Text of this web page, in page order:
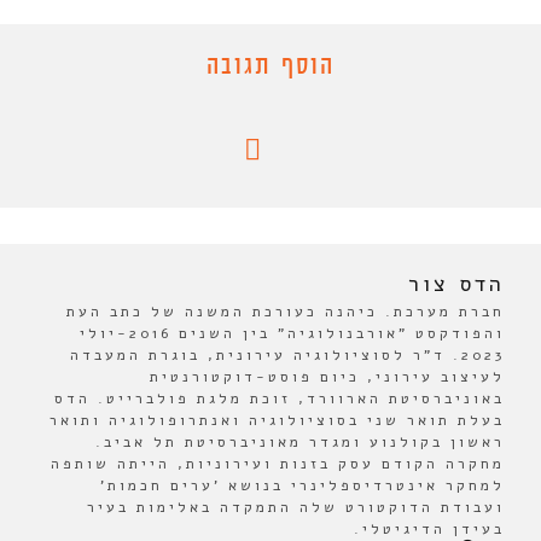
הוסף תגובה
הדס צור
חברת מערכת. כיהנה כעורכת המשנה של כתב העת
והפודקסט "אורבנולוגיה" בין השנים 2016-יולי
2023. ד"ר לסוציולוגיה עירונית, בוגרת המעבדה
לעיצוב עירוני, כיום פוסט-דוקטורנטית
באוניברסיטת הארוורד, זוכת מלגת פולברייט. הדס
בעלת תואר שני בסוציולוגיה ואנתרופולוגיה ותואר
ראשון בקולנוע ומגדר מאוניברסיטת תל אביב.
מחקרה הקודם עסק בזנות ועירוניות, הייתה שותפה
למחקר אינטרדיספלינרי בנושא 'ערים חכמות'
ועבודת הדוקטורט שלה התמקדה באלימות בעיר
בעידן הדיגיטלי.